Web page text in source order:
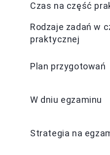
Czas na część
Rodzaje zadań w
praktycznej
Plan przygotowań
W dniu egzaminu
Strategia na